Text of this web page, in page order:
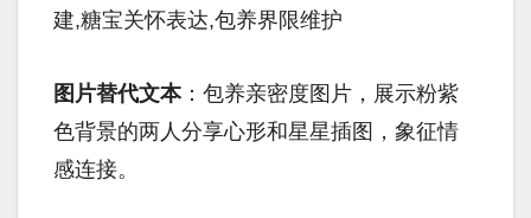
建,糖宝关怀表达,包养界限维护
图片替代文本：包养亲密度图片，展示粉紫
色背景的两人分享心形和星星插图，象征情
感连接。